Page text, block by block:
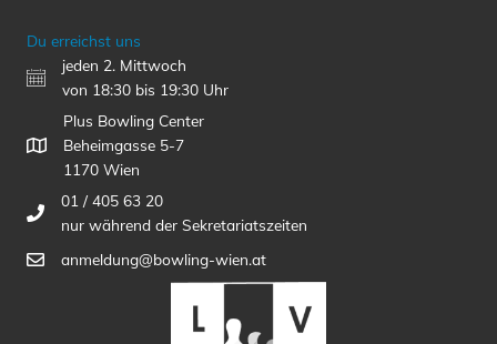
Du erreichst uns
jeden 2. Mittwoch
von 18:30 bis 19:30 Uhr
Plus Bowling Center
Beheimgasse 5-7
1170 Wien
01 / 405 63 20
nur während der Sekretariatszeiten
anmeldung@bowling-wien.at